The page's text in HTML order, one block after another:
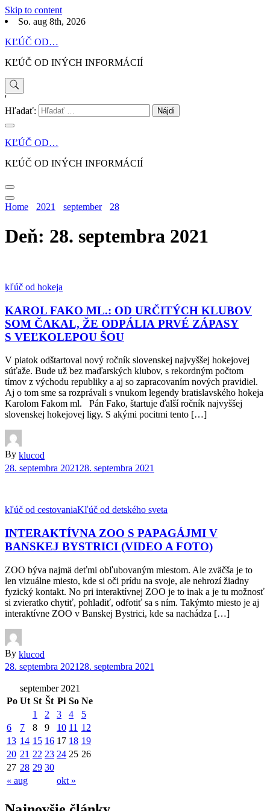
Skip to content
So. aug 8th, 2026
KĽÚČ OD…
KĽÚČ OD INÝCH INFORMÁCIÍ
'
Hľadať:
KĽÚČ OD…
KĽÚČ OD INÝCH INFORMÁCIÍ
Home 2021 september 28
Deň: 28. septembra 2021
kľúč od hokeja
KAROL FAKO ML.: OD URČITÝCH KLUBOV
SOM ČAKAL, ŽE ODPÁLIA PRVÉ ZÁPASY
S VEĽKOLEPOU ŠOU
V piatok odštartoval nový ročník slovenskej najvyššej hokejovej
súťaže. Bude už bez maďarských klubov, s rekordným počtom
tímov z východu republiky a aj so zapracovaním nových pravidiel.
Aj o tom sme sa rozprávali s vnukom legendy bratislavského hokeja
Karolom Fakom ml. Pán Fako, štartuje ďalší ročník najvyššej
slovenskej hokejovej ligy. S akými pocitmi tento […]
By klucod
28. septembra 2021 28. septembra 2021
kľúč od cestovaniaKľúč od detského sveta
INTERAKTÍVNA ZOO S PAPAGÁJMI V
BANSKEJ BYSTRICI (VIDEO A FOTO)
ZOO býva najmä deťmi obľubovaným miestom. Ale zväčša je to
len vizuálne miesto, kde si oči prídu na svoje, ale nehrozí žiadny
fyzický kontakt. No pri interaktívnej ZOO je to inak a je tu možnosť
si zvieratko chytiť, pohladiť, odfotiť sa s ním. Takýmto miesto je aj
interaktívne ZOO v Banskej Bystrici, kde sa nachádza […]
By klucod
28. septembra 2021 28. septembra 2021
september 2021
Po Ut St Št Pi So Ne
« aug okt »
1 2 3 4
5
6
7 8 9 10 11 12
13 14 15 16 17 18 19
20 21 22 23 24 25 26
27 28 29 30